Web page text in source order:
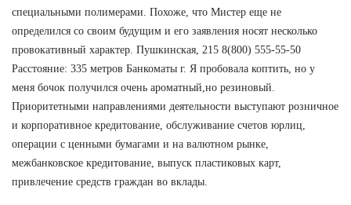
специальными полимерами. Похоже, что Мистер еще не
определился со своим будущим и его заявления носят несколько
провокативный характер. Пушкинская, 215 8(800) 555-55-50
Расстояние: 335 метров Банкоматы г. Я пробовала коптить, но у
меня бочок получился очень ароматный,но резиновый.
Приоритетными направлениями деятельности выступают розничное
и корпоративное кредитование, обслуживание счетов юрлиц,
операции с ценными бумагами и на валютном рынке,
межбанковское кредитование, выпуск пластиковых карт,
привлечение средств граждан во вклады.